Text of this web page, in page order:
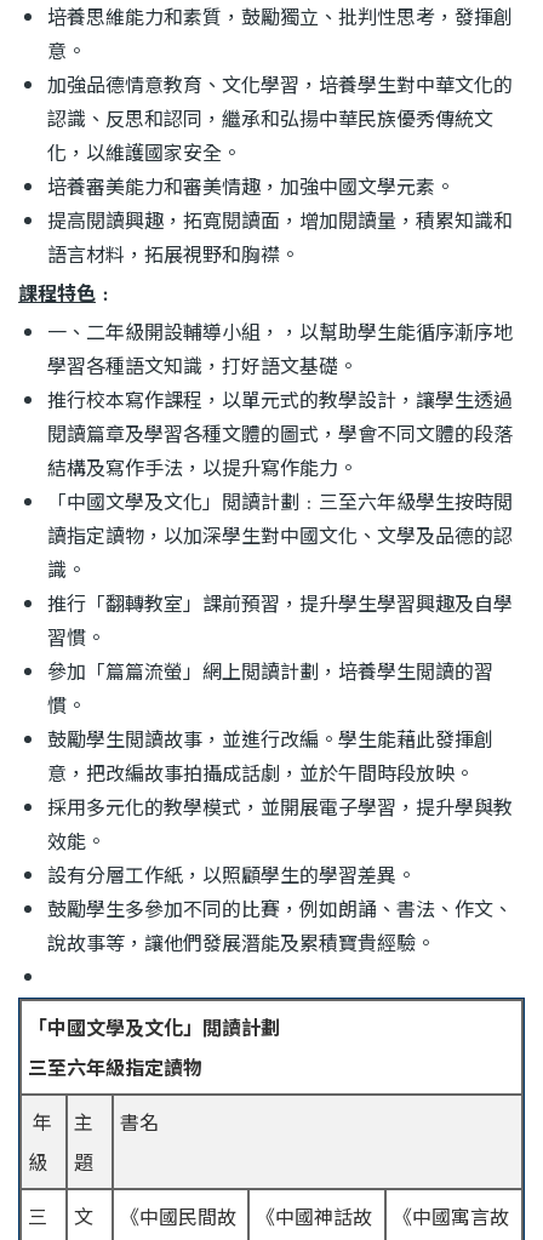
培養思維能力和素質，鼓勵獨立、批判性思考，發揮創
意。
加強品德情意教育、文化學習，培養學生對中華文化的
認識、反思和認同，繼承和弘揚中華民族優秀傳統文
化，以維護國家安全。
培養審美能力和審美情趣，加強中國文學元素。
提高閱讀興趣，拓寬閱讀面，增加閱讀量，積累知識和
語言材料，拓展視野和胸襟。
課程特色 ﹕
一、二年級開設輔導小組，，以幫助學生能循序漸序地
學習各種語文知識，打好語文基礎。
推行校本寫作課程，以單元式的教學設計，讓學生透過
閱讀篇章及學習各種文體的圖式，學會不同文體的段落
結構及寫作手法，以提升寫作能力。
「中國文學及文化」閲讀計劃﹕三至六年級學生按時閲
讀指定讀物，以加深學生對中國文化、文學及品德的認
識。
推行「翻轉教室」課前預習，提升學生學習興趣及自學
習慣。
參加「篇篇流螢」網上閲讀計劃，培養學生閲讀的習
慣。
鼓勵學生閲讀故事，並進行改編。學生能藉此發揮創
意，把改編故事拍攝成話劇，並於午間時段放映。
採用多元化的教學模式，並開展電子學習，提升學與教
效能。
設有分層工作紙，以照顧學生的學習差異。
鼓勵學生多參加不同的比賽，例如朗誦、書法、作文、
說故事等，讓他們發展潛能及累積寶貴經驗。
「中國文學及文化」閲讀計劃
三至六年級指定讀物
年
級
主
題
書名
三
文
《中國民間故
《中國神話故
《中國寓言故